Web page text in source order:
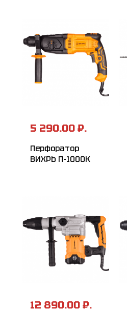
5 290.00 ₽.
Перфоратор
ВИХРЬ П-1000К
12 890.00 ₽.